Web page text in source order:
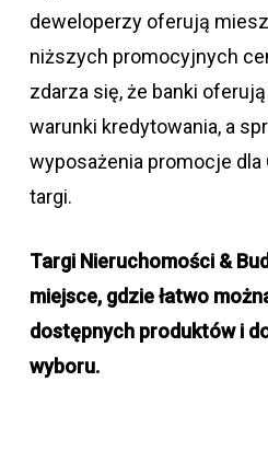
deweloperzy oferują
niższych promocyjnych
zdarza się, że banki
warunki kredytowania, a
wyposażenia pro­mo­cje
targi.
Targi Nieruchomości &
miejsce, gdzie łatwo
dostępnych produktów i
wyboru.